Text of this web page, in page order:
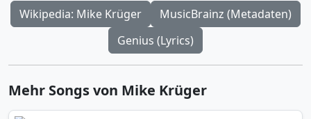
Wikipedia: Mike Krüger
MusicBrainz (Metadaten)
Genius (Lyrics)
Mehr Songs von Mike Krüger